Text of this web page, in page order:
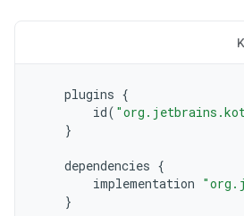
plugins {
id(
}
dependencies {
implementation
}